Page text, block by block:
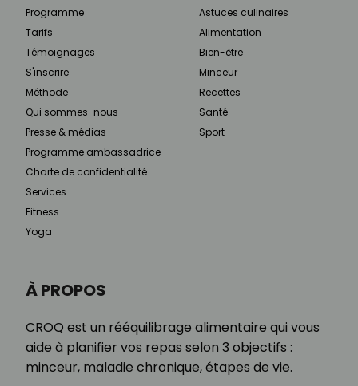
À PROPOS
CROQ est un rééquilibrage alimentaire qui vous
aide à planifier vos repas selon 3 objectifs :
minceur, maladie chronique, étapes de vie.
Programme
Tarifs
Témoignages
S'inscrire
Méthode
Qui sommes-nous
Presse & médias
Programme ambassadrice
Charte de confidentialité
Services
Fitness
Yoga
Astuces culinaires
Alimentation
Bien-être
Minceur
Recettes
Santé
Sport